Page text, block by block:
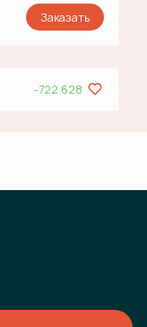
Заказать
-722 628